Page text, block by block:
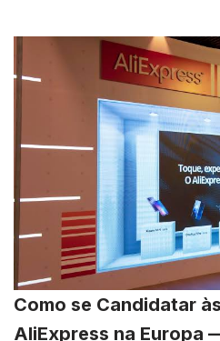
Como se Candidatar
AliExpress na Europa